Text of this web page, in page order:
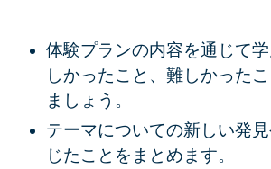
体験プランの内容を通じて
しかったこと、難しかった
ましょう。
テーマについての新しい発
じたことをまとめます。